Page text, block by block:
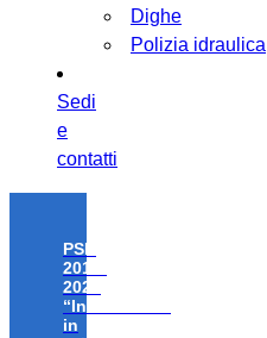
Dighe
Polizia idraulica
Sedi
e
contatti
PSR
2014-
2020
“Investimenti
in